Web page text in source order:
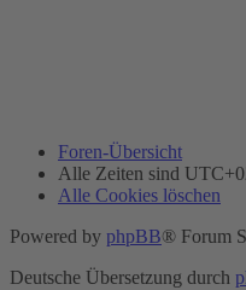
Foren-Übersicht
Alle Zeiten sind
Alle Cookies löschen
Powered by phpBB® Forum
Deutsche Übersetzung durch